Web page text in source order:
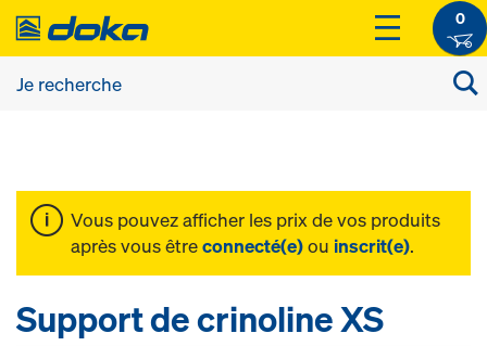
0
Vous pouvez afficher les prix de vos produits
après vous êtreconnecté(e)ou inscrit(e).
Support de crinoline XS